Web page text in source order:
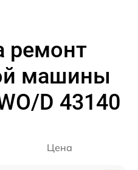
ремонт
машины
D 43140
Цена